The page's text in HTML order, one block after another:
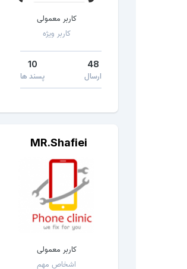
کاربر معمولی
کاربر ویژه
48
ارسال
10
پسند ها
MR.Shafiei
کاربر معمولی
اشخاص مهم